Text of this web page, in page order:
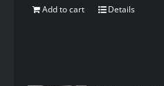
Add to cart Details